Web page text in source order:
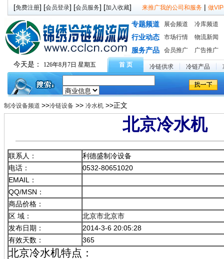
[免费注册] [会员登录] [会员服务] [加入收藏] 来推广我的公司和服务 | 做
专题频道 展会频道 冷库频道
行业动态 市场行情 物流新闻
服务产品 会员推广 广告推广
今天是： 126年8月7日 星期五 首 页 冷链供求 冷链产品
制冷设备频道 >>冷链设备>> 冷水机>>正文
北京冷水机
联系人：
利德盛制冷设备
电话：
0532-80651020
EMAIL：
QQ/MSN：
商品价格：
区 域：
北京市北京市
发布日期：
2014-3-6 20:05:28
有效天数：
365
北京冷水机特点：